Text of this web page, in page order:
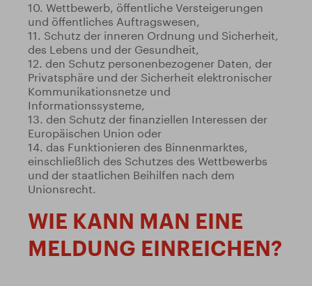
10. Wettbewerb, öffentliche Versteigerungen
und öffentliches Auftragswesen,
11. Schutz der inneren Ordnung und Sicherheit,
des Lebens und der Gesundheit,
12. den Schutz personenbezogener Daten, der
Privatsphäre und der Sicherheit elektronischer
Kommunikationsnetze und
Informationssysteme,
13. den Schutz der finanziellen Interessen der
Europäischen Union oder
14. das Funktionieren des Binnenmarktes,
einschließlich des Schutzes des Wettbewerbs
und der staatlichen Beihilfen nach dem
Unionsrecht.
WIE KANN MAN EINE
MELDUNG EINREICHEN?